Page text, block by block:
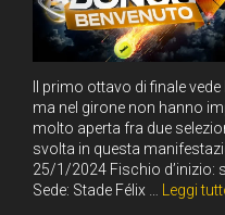
Il primo ottavo di finale
ma nel girone non hanno
molto aperta fra due
svolta in questa
25/1/2024 Fischio d’inizio:
Sede: Stade Félix …
Leggi